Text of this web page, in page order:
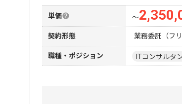
単価 〜
契約形態 業務委託（フ
職種・ポジション ITコンサルタ